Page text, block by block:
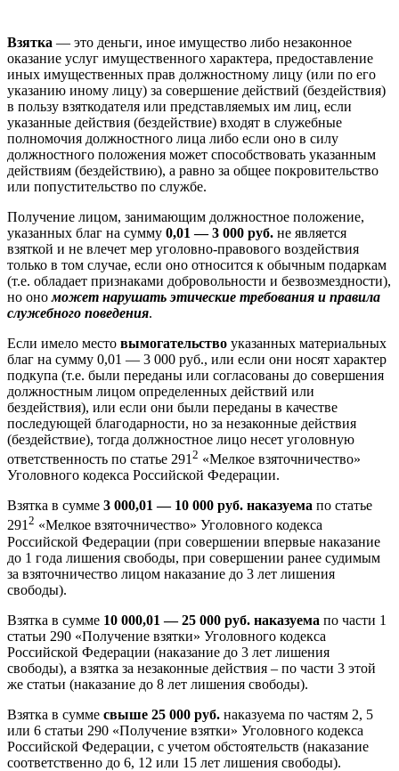
Взятка — это деньги, иное имущество либо незаконное
оказание услуг имущественного характера, предоставление
иных имущественных прав должностному лицу (или по его
указанию иному лицу) за совершение действий (бездействия)
в пользу взяткодателя или представляемых им лиц, если
указанные действия (бездействие) входят в служебные
полномочия должностного лица либо если оно в силу
должностного положения может способствовать указанным
действиям (бездействию), а равно за общее покровительство
или попустительство по службе.
Получение лицом, занимающим должностное положение,
указанных благ на сумму 0,01 — 3 000 руб. не является
взяткой и не влечет мер уголовно-правового воздействия
только в том случае, если оно относится к обычным подаркам
(т.е. обладает признаками добровольности и безвозмездности),
но ономожет нарушать этические требования и правила
служебного поведения.
Если имело место вымогательство указанных материальных
благ на сумму 0,01 — 3 000 руб., или если они носят характер
подкупа (т.е. были переданы или согласованы до совершения
должностным лицом определенных действий или
бездействия), или если они были переданы в качестве
последующей благодарности, но за незаконные действия
(бездействие), тогда должностное лицо несет уголовную
ответственность по статье 291 2 «Мелкое взяточничество»
Уголовного кодекса Российской Федерации.
Взятка в сумме 3 000,01 — 10 000 руб. наказуема по статье
2912 «Мелкое взяточничество» Уголовного кодекса
Российской Федерации (при совершении впервые наказание
до 1 года лишения свободы, при совершении ранее судимым
за взяточничество лицом наказание до 3 лет лишения
свободы).
Взятка в сумме 10 000,01 — 25 000 руб. наказуема по части 1
статьи 290 «Получение взятки» Уголовного кодекса
Российской Федерации (наказание до 3 лет лишения
свободы), а взятка за незаконные действия – по части 3 этой
же статьи (наказание до 8 лет лишения свободы).
Взятка в сумме свыше 25 000 руб. наказуема по частям 2, 5
или 6 статьи 290 «Получение взятки» Уголовного кодекса
Российской Федерации, с учетом обстоятельств (наказание
соответственно до 6, 12 или 15 лет лишения свободы).